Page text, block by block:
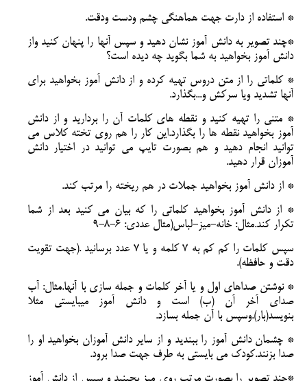
* استفاده از دارت جهت هماهنگی چشم ودست ودقت.
*چند تصویر به دانش آموز نشان دهید و سپس آنها را پنهان کنید واز
دانش آموز بخواهید به شما بگوید چه دیده است؟
* کلماتی را از متن دروس تهیه کرده و از دانش آموز بخواهید برای
آنها تشدید ویا سرکش و...بگذارد.
* متنی را تهیه کنید و نقطه های کلمات آن را بردارید و از دانش
آموز بخواهید نقطه ها را بگذارد.این کار را هم روی تخته کلاس می
توانید انجام دهید و هم بصورت تایپ می توانید در اختیار دانش
آموزان قرار دهید.
* از دانش آموز بخواهید جملات در هم ریخته را مرتب کند.
* از دانش آموز بخواهید کلماتی را که بیان می کنید بعد از شما
تکرار کند.مثال: خانه-میز-لباس(مثال عددی: 6-8-9
سپس کلمات را کم کم به 7 کلمه و یا 7 عدد برسانید .(جهت تقویت
دقت و حافظه).
* نوشتن صداهای اول و یا آخر کلمات و جمله سازی با آنها.مثال: آب
صدای آخر آن (ب) است و دانش آموز میبایستی مثلا
بنویسد(بار).وسپس با آن جمله بسازد.
* چشمان دانش آموز را ببندید و از سایر دانش آموزان بخواهید او را
صدا بزنند.کودک می بایستی به طرف جهت صدا برود.